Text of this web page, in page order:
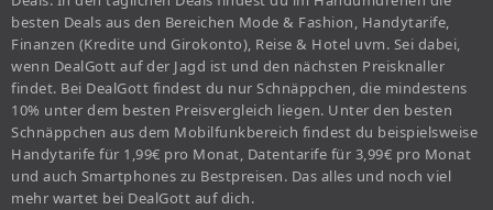
besten Deals aus den Bereichen Mode & Fashion, Handytarife,
Finanzen (Kredite und Girokonto), Reise & Hotel uvm. Sei dabei,
wenn DealGott auf der Jagd ist und den nächsten Preisknaller
findet. Bei DealGott findest du nur Schnäppchen, die mindestens
10% unter dem besten Preisvergleich liegen. Unter den besten
Schnäppchen aus dem Mobilfunkbereich findest du beispielsweise
Handytarife für 1,99€ pro Monat, Datentarife für 3,99€ pro Monat
und auch Smartphones zu Bestpreisen. Das alles und noch viel
mehr wartet bei DealGott auf dich.